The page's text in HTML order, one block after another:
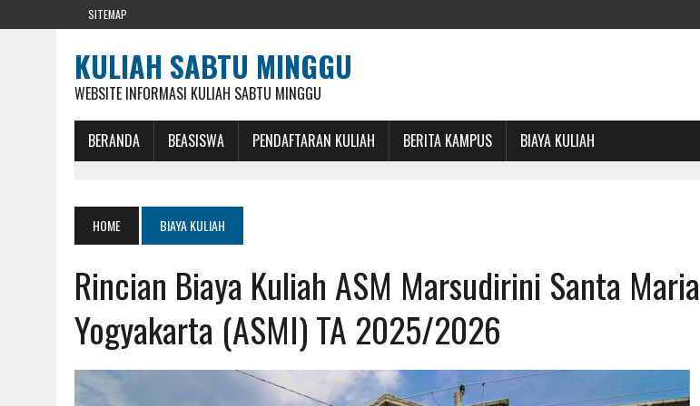
SITEMAP
KULIAH SABTU MINGGU
WEBSITE INFORMASI KULIAH SABTU MINGGU
BERANDA BEASISWA PENDAFTARAN KULIAH BERITA KAMPUS BIAYA KULIAH
HOME BIAYA KULIAH
Rincian Biaya Kuliah ASM Marsudirini Santa Maria
Yogyakarta (ASMI) TA 2025/2026